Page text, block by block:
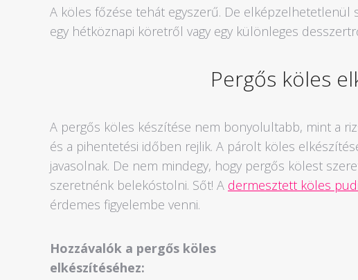
A köles főzése tehát egyszerű. De elképzelhetetlenül
egy hétköznapi köretről vagy egy különleges
Pergős köles
A pergős köles készítése nem bonyolultabb, mint a
és a pihentetési időben rejlik. A párolt köles
javasolnak. De nem mindegy, hogy pergős kölest
szeretnénk belekóstolni. Sőt! A dermesztett köles
érdemes figyelembe venni.
Hozzávalók a pergős köles
elkészítéséhez: